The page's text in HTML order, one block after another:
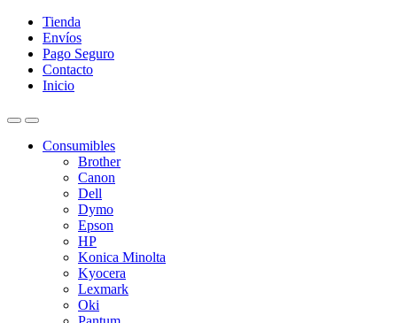
Tienda
Envíos
Pago Seguro
Contacto
Inicio
Consumibles
Brother
Canon
Dell
Dymo
Epson
HP
Konica Minolta
Kyocera
Lexmark
Oki